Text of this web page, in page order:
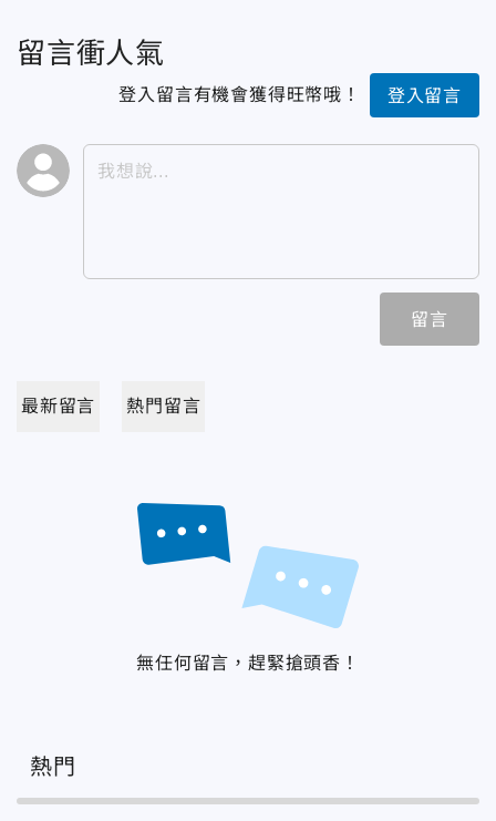
留言衝人氣
登入留言有機會獲得旺幣哦！ 登入留言
留言
最新留言 熱門留言
無任何留言，趕緊搶頭香！
熱門